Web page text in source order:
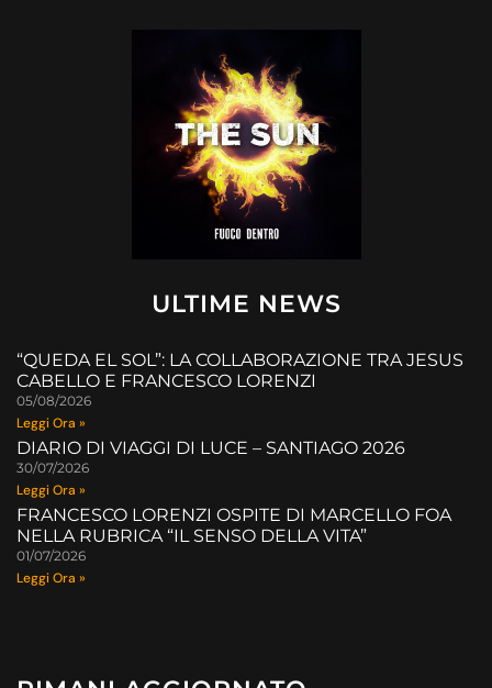
ULTIME NEWS
“QUEDA EL SOL”: LA COLLABORAZIONE TRA JESUS
CABELLO E FRANCESCO LORENZI
05/08/2026
Leggi Ora »
DIARIO DI VIAGGI DI LUCE – SANTIAGO 2026
30/07/2026
Leggi Ora »
FRANCESCO LORENZI OSPITE DI MARCELLO FOA
NELLA RUBRICA “IL SENSO DELLA VITA”
01/07/2026
Leggi Ora »